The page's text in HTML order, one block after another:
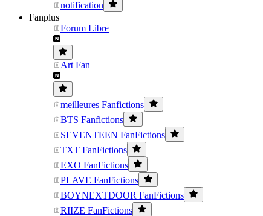
notification
Fanplus
Forum Libre
Art Fan
meilleures Fanfictions
BTS Fanfictions
SEVENTEEN FanFictions
TXT FanFictions
EXO FanFictions
PLAVE FanFictions
BOYNEXTDOOR FanFictions
RIIZE FanFictions